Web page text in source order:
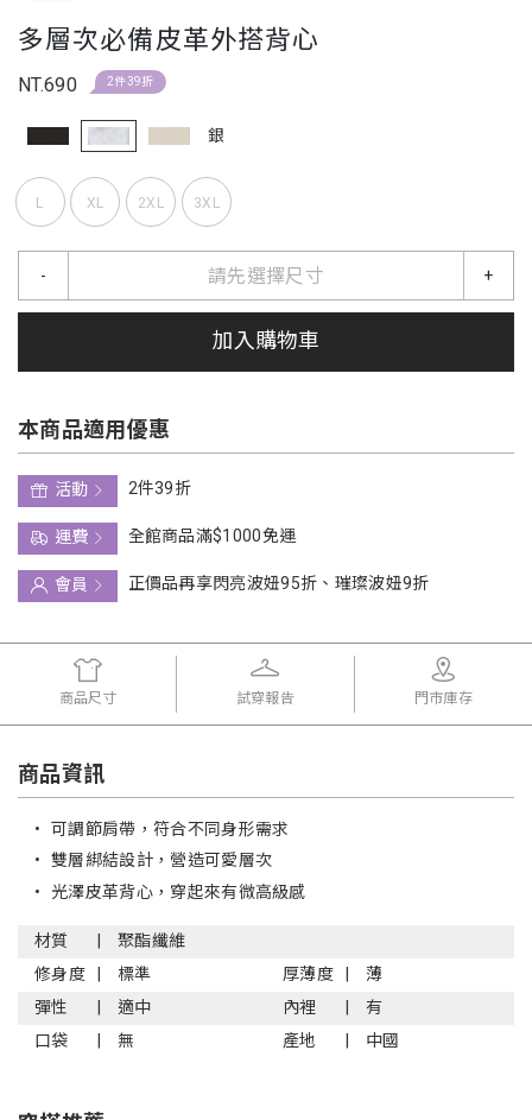
多層次必備皮革外搭背心
NT.690 2件39折
銀
L XL 2XL 3XL
請先選擇尺寸
- +
加入購物車
本商品適用優惠
活動
2件39折
運費
全館商品滿$1000免運
會員
正價品再享閃亮波妞95折、璀璨波妞9折
商品尺寸 試穿報告 門市庫存
商品資訊
• 可調節肩帶，符合不同身形需求
• 雙層綁結設計，營造可愛層次
• 光澤皮革背心，穿起來有微高級感
材質
聚酯纖維
修身度
標準 厚薄度
薄
彈性
適中 內裡
有
口袋
無 產地 中國